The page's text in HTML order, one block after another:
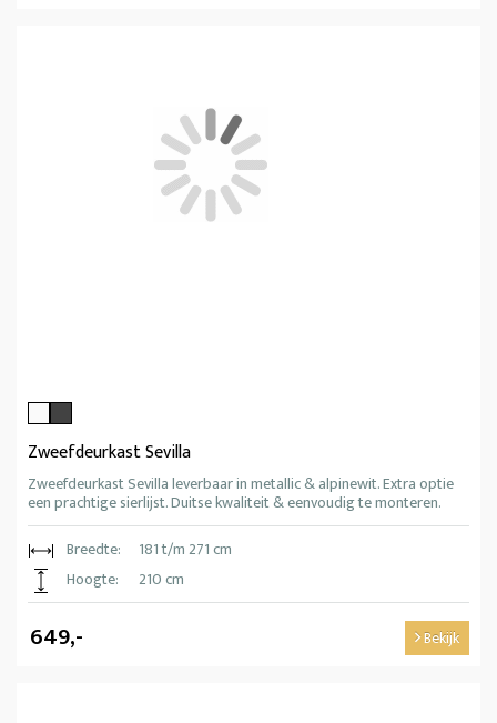
Zweefdeurkast Sevilla
Zweefdeurkast Sevilla leverbaar in metallic & alpinewit. Extra optie
een prachtige sierlijst. Duitse kwaliteit & eenvoudig te monteren.
Breedte:
181 t/m 271 cm
Hoogte:
210 cm
649,- Bekijk